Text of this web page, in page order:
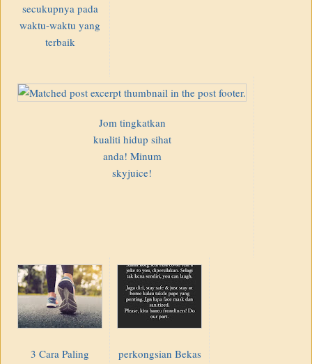
secukupnya pada
waktu-waktu yang
terbaik
Jom tingkatkan
kualiti hidup sihat
anda! Minum
skyjuice!
3 Cara Paling
perkongsian Bekas